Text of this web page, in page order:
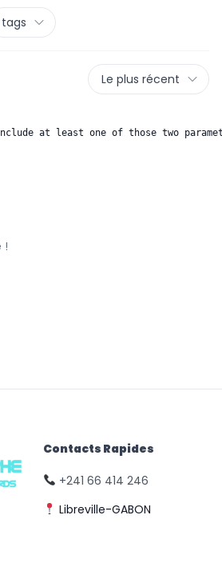
tags
Le plus récent
include at least one of those two
!
Contacts Rapides
+241 66 414 246
Libreville-GABON